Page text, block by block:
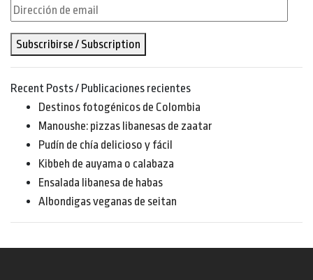
Dirección
email
Subscribirse / Subscription
Recent Posts / Publicaciones recientes
Destinos fotogénicos de Colombia
Manoushe: pizzas libanesas de zaatar
Pudín de chía delicioso y fácil
Kibbeh de auyama o calabaza
Ensalada libanesa de habas
Albondigas veganas de seitan